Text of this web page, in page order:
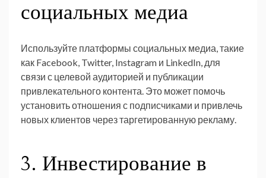
социальных медиа
Используйте платформы социальных медиа, такие
как Facebook, Twitter, Instagram и LinkedIn, для
связи с целевой аудиторией и публикации
привлекательного контента. Это может помочь
установить отношения с подписчиками и привлечь
новых клиентов через таргетированную рекламу.
3. Инвестирование в